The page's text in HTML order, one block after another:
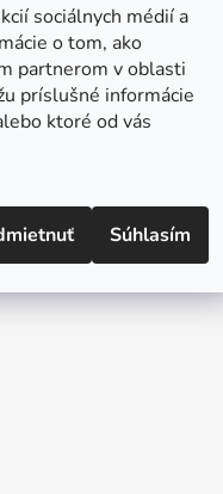
sociálnych médií a
o tom, ako
partnerom v oblasti
príslušné informácie
ktoré od vás
Súhlasím